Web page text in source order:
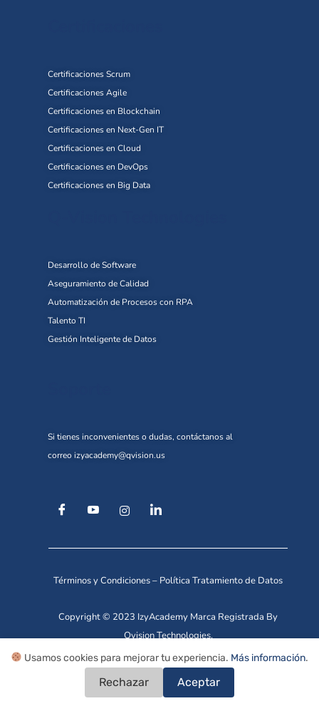
Certificaciones Scrum
Certificaciones Agile
Certificaciones en Blockchain
Certificaciones en Next-Gen IT
Certificaciones en Cloud
Certificaciones en DevOps
Certificaciones en Big Data
Desarrollo de Software
Aseguramiento de Calidad
Automatización de Procesos con RPA
Talento TI
Gestión Inteligente de Datos
Si tienes inconvenientes o dudas, contáctanos al
correo izyacademy@qvision.us
Términos y Condiciones– Política Tratamiento de Datos
Copyright © 2023 IzyAcademy Marca Registrada By
Qvision Technologies.
Usamos cookies para mejorar tu experiencia. Más información.
Rechazar Aceptar